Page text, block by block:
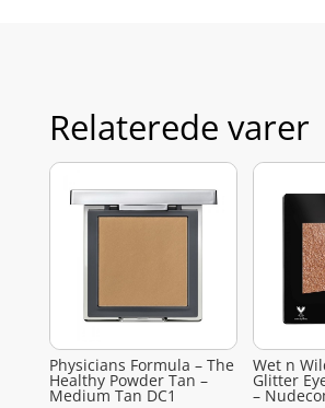
Relaterede varer
Physicians Formula – The
Healthy Powder Tan –
Medium Tan DC1
Wet n
Glitter
–